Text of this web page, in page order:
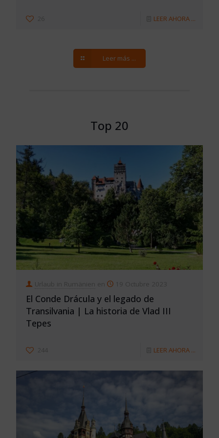
26 LEER AHORA ...
Leer más ...
Top 20
Urlaub in Rumänien en 19 Octubre 2023
El Conde Drácula y el legado de
Transilvania | La historia de Vlad III
Tepes
244 LEER AHORA ...